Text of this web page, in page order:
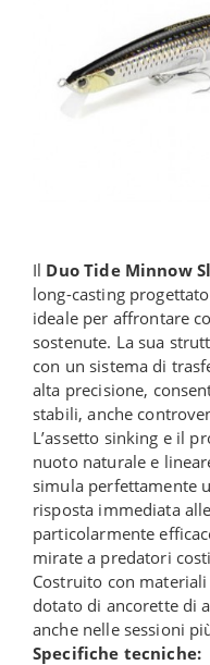
Il Duo Tide Minnow
long-casting
ideale per affrontare
sostenute. La sua
con un sistema di
alta precisione,
stabili, anche
L’assetto sinking e il
nuoto naturale e
simula perfettamente
risposta immediata
particolarmente
mirate a predatori
Costruito con
dotato di ancorette di
anche nelle sessioni
Specifiche tecniche: